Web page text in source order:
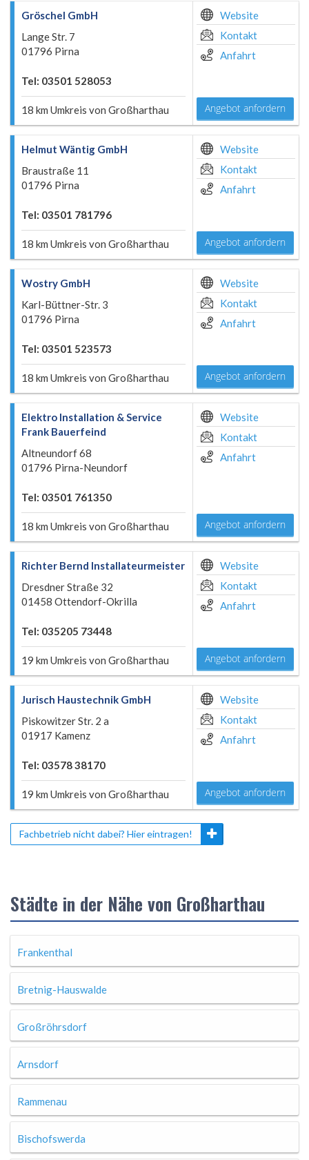
Gröschel GmbH
Lange Str. 7
01796 Pirna
Tel: 03501 528053
18 km Umkreis von Großharthau
Website
Kontakt
Anfahrt
Angebot anfordern
Helmut Wäntig GmbH
Braustraße 11
01796 Pirna
Tel: 03501 781796
18 km Umkreis von Großharthau
Website
Kontakt
Anfahrt
Angebot anfordern
Wostry GmbH
Karl-Büttner-Str. 3
01796 Pirna
Tel: 03501 523573
18 km Umkreis von Großharthau
Website
Kontakt
Anfahrt
Angebot anfordern
Elektro Installation & Service
Frank Bauerfeind
Altneundorf 68
01796 Pirna-Neundorf
Tel: 03501 761350
18 km Umkreis von Großharthau
Website
Kontakt
Anfahrt
Angebot anfordern
Richter Bernd Installateurmeister
Dresdner Straße 32
01458 Ottendorf-Okrilla
Tel: 035205 73448
19 km Umkreis von Großharthau
Website
Kontakt
Anfahrt
Angebot anfordern
Jurisch Haustechnik GmbH
Piskowitzer Str. 2 a
01917 Kamenz
Tel: 03578 38170
19 km Umkreis von Großharthau
Website
Kontakt
Anfahrt
Angebot anfordern
Fachbetrieb nicht dabei? Hier eintragen!
Städte in der Nähe von Großharthau
Frankenthal
Bretnig-Hauswalde
Großröhrsdorf
Arnsdorf
Rammenau
Bischofswerda